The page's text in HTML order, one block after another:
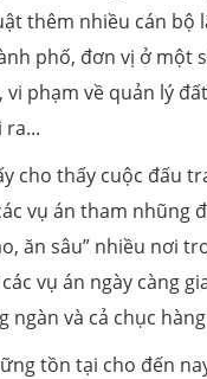
thêm nhiều cán bộ
phố, đơn vị ở một
vi phạm về quản lý
ra...
cho thấy cuộc đấu
vụ án tham nhũng
ăn sâu” nhiều nơi
vụ án ngày càng
ngàn và cả chục
tồn tại cho đến